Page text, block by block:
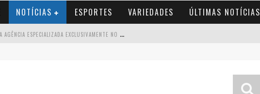
NOTÍCIAS ESPORTES VARIEDADES ÚLTIMAS NOTÍCIAS
B
RASIL CONTA COM A PRIMEIRA AGÊNCIA ESPECIALIZADA EXCLUSIVAMENTE NO SETOR DE BEBIDAS